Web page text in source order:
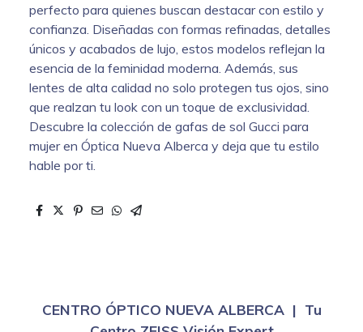
perfecto para quienes buscan destacar con estilo y
confianza. Diseñadas con formas refinadas, detalles
únicos y acabados de lujo, estos modelos reflejan la
esencia de la feminidad moderna. Además, sus
lentes de alta calidad no solo protegen tus ojos, sino
que realzan tu look con un toque de exclusividad.
Descubre la colección de gafas de sol Gucci para
mujer en Óptica Nueva Alberca y deja que tu estilo
hable por ti.
CENTRO ÓPTICO NUEVA ALBERCA | Tu